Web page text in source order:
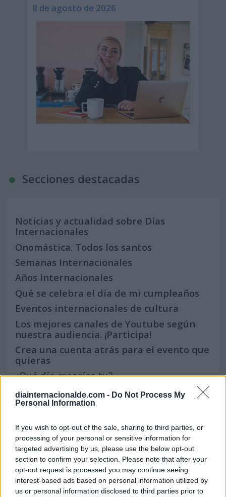
diainternacionalde.com - Do Not Process My
Personal Information
If you wish to opt-out of the sale, sharing to third parties, or
processing of your personal or sensitive information for
targeted advertising by us, please use the below opt-out
section to confirm your selection. Please note that after your
opt-out request is processed you may continue seeing
interest-based ads based on personal information utilized by
us or personal information disclosed to third parties prior to
8 de agosto de 2026
Secciones destacadas
Noticias y actualidad sobre Días
Internacionales
Onomástica. Todos los santos
Semanas Internacionales
Años Internacionales
Qué se celebra el día de mi cumpleaños
Eventos internacionales de cultura
Los mejores canales de Youtube según
nuestra audiencia. ¡Participa!
Crea una cuenta atrás para el evento que
quieras
¿Qué día crearías tu?
Calendario Laboral por municipios
(España)
Calendario Laboral (España) 2026